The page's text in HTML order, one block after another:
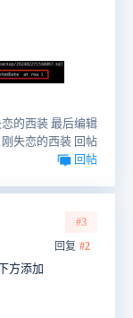
的西装 最后编辑
失恋的西装 回帖
回帖
#3
回复 #2
方添加